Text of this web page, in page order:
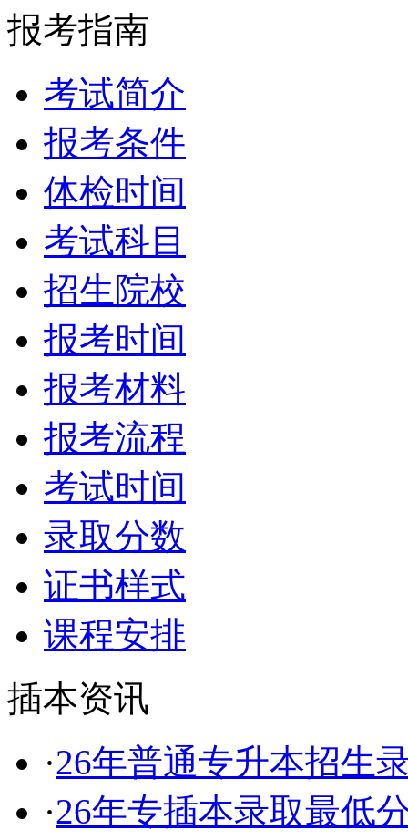
报考指南
考试简介
报考条件
体检时间
考试科目
招生院校
报考时间
报考材料
报考流程
考试时间
录取分数
证书样式
课程安排
插本资讯
·26年普通专升本招生
·26年专插本录取最低